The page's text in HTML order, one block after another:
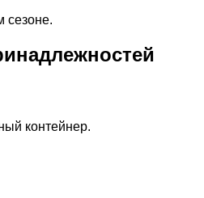
сезоне.
контейнер.